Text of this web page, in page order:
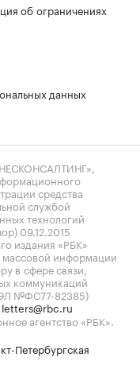
об ограничениях
данных
средства
службой
технологий
09.12.2015
издания «РБК»
массовой информации
в сфере связи,
коммуникаций
ЭЛ №ФС77-82385)
letters@rbc.ru
агентство «РБК».
Петербургская